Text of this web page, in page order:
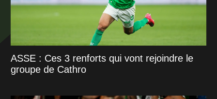
ASSE : Ces 3 renforts qui vont rejoindre le
groupe de Cathro